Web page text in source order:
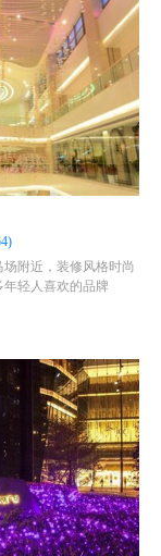
附近，装修风格时尚
轻人喜欢的品牌